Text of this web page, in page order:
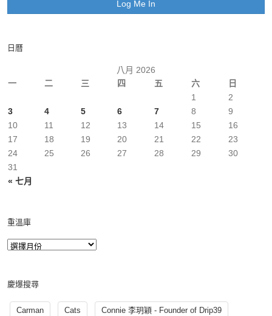
日曆
八月 2026
一
二 三 四 五 六 日
« 七月
1
2
3
4 5 6 7 8
9
10
11 12 13 14 15
16
17
18 19 20 21 22
23
24
25 26 27 28 29
30
31
重溫庫
慶爆搜尋
Carman Cats Connie 李玥穎 - Founder of Drip39